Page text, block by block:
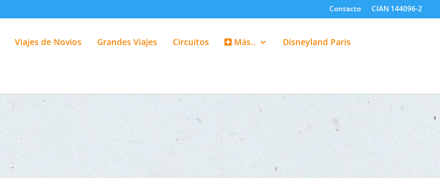
Contacto CIAN 144096-2
Viajes de Novios Grandes Viajes Circuitos Más.. Disneyland Paris